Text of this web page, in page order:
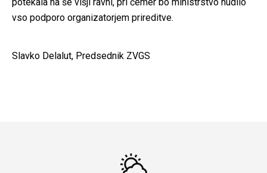
vso podporo organizatorjem prireditve.
Slavko Delalut, Predsednik ZVGS